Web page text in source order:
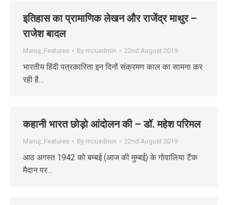
इतिहास का प्रामाणिक लेखन और राजेंद्र माथुर –
राजेश बादल
Manuj_Features By mcuadmin 22nd August 2019
भारतीय हिंदी पत्रकारिता इन दिनों संक्रमण काल का सामना कर
रही है…
कहानी भारत छोड़ो आंदोलन की – डॉ. महेश परिमल
Manuj_Features By mcuadmin 22nd August 2019
आठ अगस्‍त 1942 को बम्‍बई (आज की मुम्‍बई) के गोवालिया टैंक
मैदान पर…